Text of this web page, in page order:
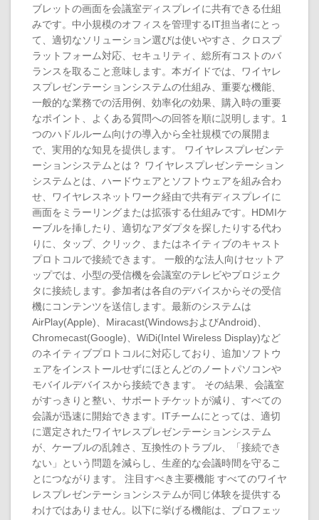
ブレットの画面を会議室ディスプレイに共有できる仕組
みです。中小規模のオフィスを管理するIT担当者にとっ
て、適切なソリューション選びは使いやすさ、クロスプ
ラットフォーム対応、セキュリティ、総所有コストのバ
ランスを取ること意味します。本ガイドでは、ワイヤレ
スプレゼンテーションシステムの仕組み、重要な機能、
一般的な業務での活用例、効率化の効果、購入時の重要
なポイント、よくある質問への回答を順に説明します。1
つのハドルルーム向けの導入から全社規模での展開ま
で、実用的な知見を提供します。 ワイヤレスプレゼンテ
ーションシステムとは？ ワイヤレスプレゼンテーション
システムとは、ハードウェアとソフトウェアを組み合わ
せ、ワイヤレスネットワーク経由で共有ディスプレイに
画面をミラーリングまたは拡張する仕組みです。HDMIケ
ーブルを挿したり、適切なアダプタを探したりする代わ
りに、タップ、クリック、またはネイティブのキャスト
プロトコルで接続できます。 一般的な法人向けセットア
ップでは、小型の受信機を会議室のテレビやプロジェク
タに接続します。参加者は各自のデバイスからその受信
機にコンテンツを送信します。最新のシステムは
AirPlay(Apple)、Miracast(WindowsおよびAndroid)、
Chromecast(Google)、WiDi(Intel Wireless Display)など
のネイティブプロトコルに対応しており、追加ソフトウ
ェアをインストールせずにほとんどのノートパソコンや
モバイルデバイスから接続できます。 その結果、会議室
がすっきりと整い、サポートチケットが減り、すべての
会議が迅速に開始できます。ITチームにとっては、適切
に選定されたワイヤレスプレゼンテーションシステム
が、ケーブルの乱雑さ、互換性のトラブル、「接続でき
ない」という問題を減らし、生産的な会議時間を守るこ
とにつながります。 注目すべき主要機能 すべてのワイヤ
レスプレゼンテーションシステムが同じ体験を提供する
わけではありません。以下に挙げる機能は、プロフェッ